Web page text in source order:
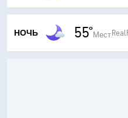
RealFeel®
НОЧЬ 55°Мест.